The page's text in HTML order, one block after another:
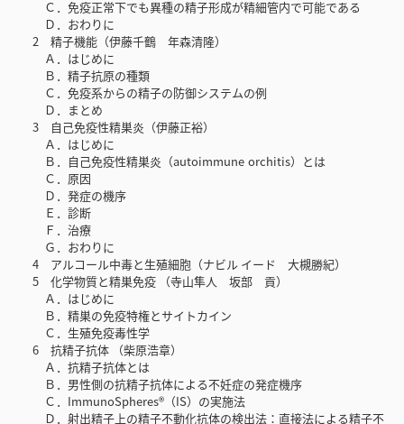
Ｃ．免疫正常下でも異種の精子形成が精細管内で可能である
Ｄ．おわりに
2 精子機能（伊藤千鶴 年森清隆）
Ａ．はじめに
Ｂ．精子抗原の種類
Ｃ．免疫系からの精子の防御システムの例
Ｄ．まとめ
3 自己免疫性精巣炎（伊藤正裕）
Ａ．はじめに
Ｂ．自己免疫性精巣炎（autoimmune orchitis）とは
Ｃ．原因
Ｄ．発症の機序
Ｅ．診断
Ｆ．治療
Ｇ．おわりに
4 アルコール中毒と生殖細胞（ナビル イード 大槻勝紀）
5 化学物質と精巣免疫 （寺山隼人 坂部 貢）
Ａ．はじめに
Ｂ．精巣の免疫特権とサイトカイン
Ｃ．生殖免疫毒性学
6 抗精子抗体 （柴原浩章）
Ａ．抗精子抗体とは
Ｂ．男性側の抗精子抗体による不妊症の発症機序
Ｃ．ImmunoSpheres®（IS）の実施法
Ｄ．射出精子上の精子不動化抗体の検出法：直接法による精子不